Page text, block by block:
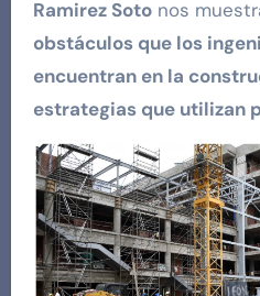
Ramirez Sotonos
obstáculos que los
encuentran en la
estrategias que utilizan